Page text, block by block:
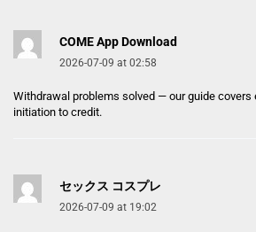
COME App Download
2026-07-09 at 02:58
Withdrawal problems solved — our guide covers
initiation to credit.
セックス コスプレ
2026-07-09 at 19:02